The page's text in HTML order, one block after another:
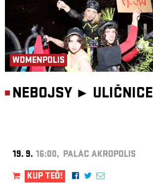
WOMENPOLIS
NEBOJSY ► ULIČNICE
19. 9. 16:00, PALÁC AKROPOLIS
KUP TEĎ!